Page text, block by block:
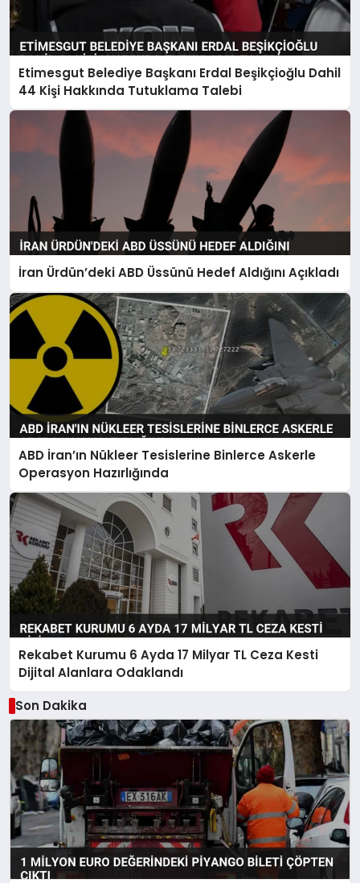
Etimesgut Belediye Başkanı Erdal Beşikçioğlu Dahil
44 Kişi Hakkında Tutuklama Talebi
İran Ürdün’deki ABD Üssünü Hedef Aldığını Açıkladı
ABD İran’ın Nükleer Tesislerine Binlerce Askerle
Operasyon Hazırlığında
Rekabet Kurumu 6 Ayda 17 Milyar TL Ceza Kesti
Dijital Alanlara Odaklandı
Son Dakika